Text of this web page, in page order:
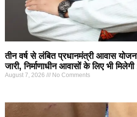
तीन वर्ष से लंबित प्रधानमंत्री आवास
जारी, निर्माणाधीन आवासों के लिए भी
August 7, 2026 No Comments